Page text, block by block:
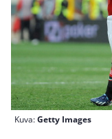
Kuva:Getty Images